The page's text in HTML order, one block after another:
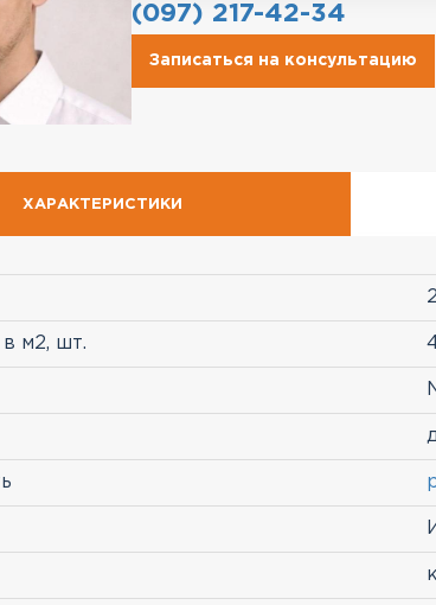
(097) 217-42-34
Записаться на консультацию
ХАРАКТЕРИСТИКИ
в м2, шт.